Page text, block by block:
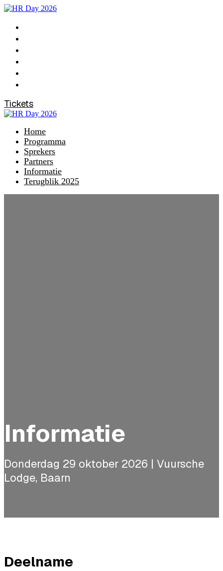
Tickets
Home
Programma
Sprekers
Partners
Informatie
Terugblik 2025
Informatie
Donderdag 29 oktober 2026 | Vuursche
Lodge, Baarn
Deelname